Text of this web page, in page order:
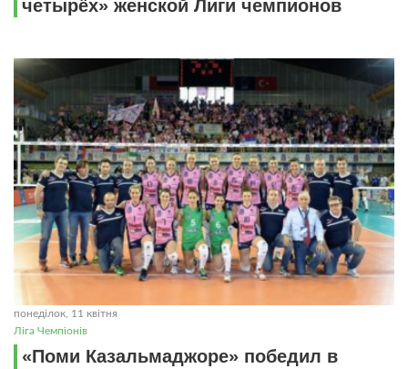
четырёх» женской Лиги чемпионов
понеділок, 11 квітня
Ліга Чемпіонів
«Поми Казальмаджоре» победил в